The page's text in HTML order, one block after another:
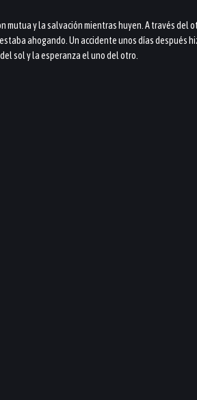
y la salvación mientras huyen. A través
ahogando. Un accidente unos días después
sol y la esperanza el uno del otro.